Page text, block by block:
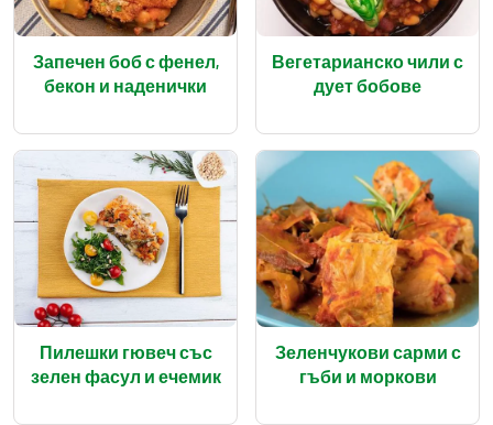
Запечен боб с фенел,
бекон и наденички
Вегетарианско чили с
дует бобове
Пилешки гювеч със
зелен фасул и ечемик
Зеленчукови сарми с
гъби и моркови